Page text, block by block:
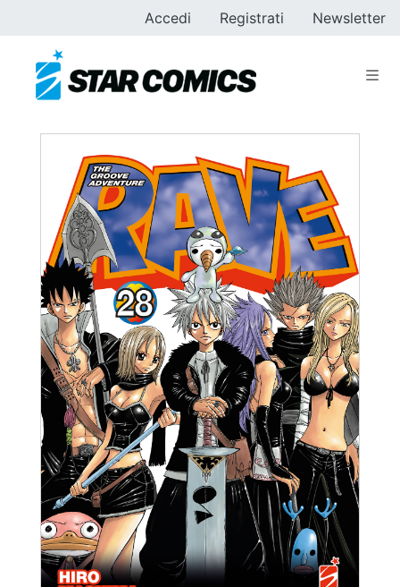
Accedi Registrati Newsletter